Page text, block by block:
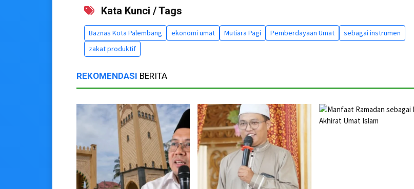
Kata Kunci / Tags
Baznas Kota Palembang ekonomi umat Mutiara Pagi Pemberdayaan Umat
sebagai instrumen
zakat produktif
REKOMENDASI BERITA